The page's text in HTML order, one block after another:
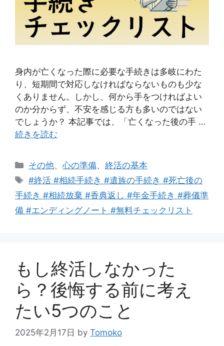
身内が亡くなった際に必要な手続きは多岐にわた
り、短期間で対応しなければならないものも少な
くありません。しかし、何から手をつければよい
のか分からず、不安を感じる方も多いのではない
でしょうか？ 本記事では、「亡くなった後の手 …
続きを読む
カ
テ
リ
ー
その他、心の準備、終活の基本
タ
グ
#終活 #相続手続き #遺族の手続き #死亡後の
手続き #相続放棄 #香典返し #年金手続き #葬儀準
備 #エンディングノート #無料チェックリスト
もし終活しなかった
ら？後悔する前に考え
たい5つのこと
2025年2月17日 by Tomoko